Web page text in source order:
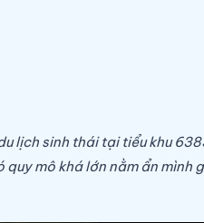
lịch sinh thái tại tiểu khu
mô khá lớn nằm ẩn mình